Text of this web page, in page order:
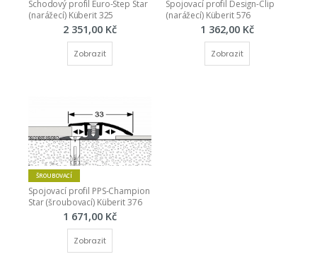
Schodový profil Euro-Step Star
(narážecí) Küberit 325
2 351,00 Kč
Zobrazit
Spojovací profil Design-Clip
(narážecí) Küberit 576
1 362,00 Kč
Zobrazit
ŠROUBOVACÍ
Spojovací profil PPS-Champion
Star (šroubovací) Küberit 376
1 671,00 Kč
Zobrazit